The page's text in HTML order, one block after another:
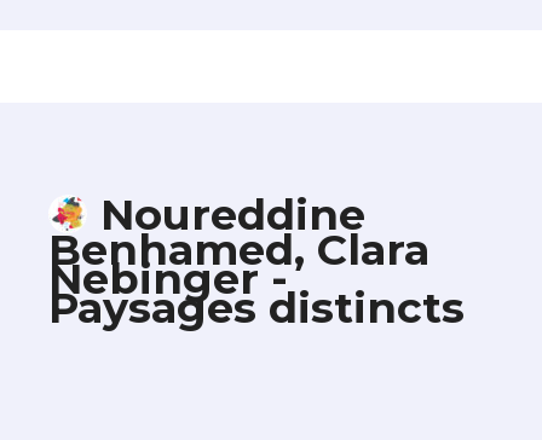
Noureddine
Benhamed, Clara
Nebinger -
Paysages distincts